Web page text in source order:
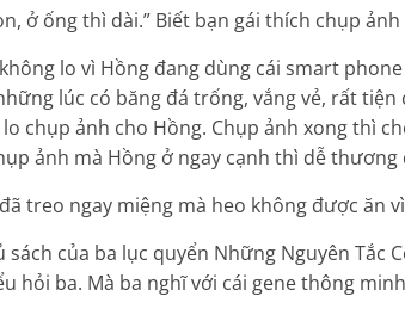
ở ống thì dài.” Biết bạn gái thích chụp
lo vì Hồng đang dùng cái smart
lúc có băng đá trống, vắng vẻ, rất
chụp ảnh cho Hồng. Chụp ảnh xong thì
ảnh mà Hồng ở ngay cạnh thì dễ
treo ngay miệng mà heo không được ăn
sách của ba lục quyển Những Nguyên Tắc
hỏi ba. Mà ba nghĩ với cái gene thông